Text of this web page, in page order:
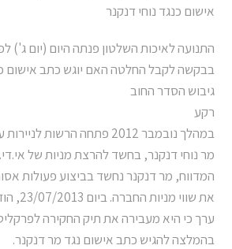
אישום כנגד נוחי דנקנר
התנועה לאיכות השלטון פנתה היום (יום ג')
בבקשה לקבל החלטה האם יוגש כתב אישום
גיבוש הסדר החוב
רקע
במהלך נובמבר 2012 פתחה
מר נוחי דנקנר, בחשד להרצת מניות של
המדווח, מר דנקנר נחשד בביצוע פעולות
את שווי
ערך כי היא מעבירה את תיק החקירה
בהמלצה להגיש כתב אישום נגד מר דנקנר.